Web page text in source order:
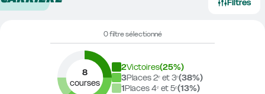
Filtres
0 filtre sélectionné
8
courses
2Victoires(25%)
3Places 2ᵉ et 3ᵉ(38%)
1Places 4ᵉ et 5ᵉ(13%)